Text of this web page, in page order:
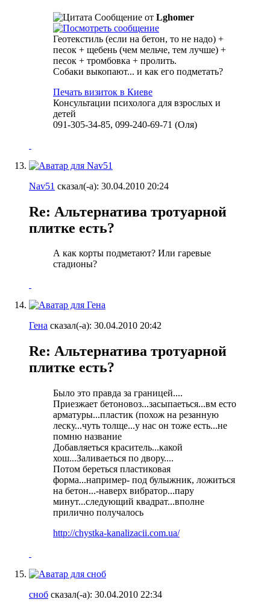
Сообщение от Lghomer
Геотекстиль (если на бетон, то не надо) +
песок + щебень (чем мельче, тем лучше) +
песок + тромбовка + пролить.
Собаки выкопают... и как его подметать?
Печать визиток в Киеве
Консультации психолога для взрослых и
детей
091-305-34-85, 099-240-69-71 (Оля)
Nav51 сказал(-а): 30.04.2010 20:24
Re: Альтернатива тротуарной
плитке есть?
А как корты подметают? Или гаревые
стадионы?
Гена сказал(-а): 30.04.2010 20:42
Re: Альтернатива тротуарной
плитке есть?
Было это правда за границей....
Приезжает бетоновоз...засыпаеться...вм есто
арматуры...пластик (похож на резанную
леску...чуть толще...у нас он тоже есть...не
помню название
Добавляеться краситель...какой
хош...Заливаеться по двору....
Потом береться пластиковая
форма...например- под булыжник, ложиться
на бетон...-наверх вибратор...пару
минут...следующий квадрат...вполне
прилично получалось
http://chystka-kanalizacii.com.ua/
сноб сказал(-а): 30.04.2010 22:34